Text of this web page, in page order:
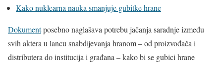
Kako nuklearna nauka smanjuje gubitke hrane
Dokumentposebno naglašava potrebu jačanja saradnje između
svih aktera u lancu snabdijevanja hranom – od proizvođača i
distributera do institucija i građana – kako bi se gubici hrane